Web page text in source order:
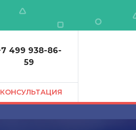
499 938-86-
59